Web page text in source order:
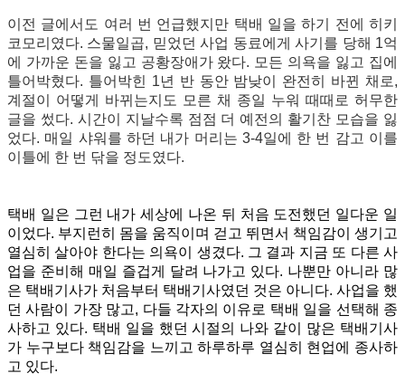
이전 글에서도 여러 번 언급했지만 택배 일을 하기 전에 히키
코모리였다. 스물일곱, 믿었던 사업 동료에게 사기를 당해 1억
에 가까운 돈을 잃고 공황장애가 왔다. 모든 의욕을 잃고 집에
틀어박혔다. 틀어박힌 1년 반 동안 밤낮이 완전히 바뀐 채로,
계절이 어떻게 바뀌는지도 모른 채 종일 누워 때때로 허무한
글을 썼다. 시간이 지날수록 점점 더 예전의 활기찬 모습을 잃
었다. 매일 샤워를 하던 내가 머리는 3-4일에 한 번 감고 이를
이틀에 한 번 닦을 정도였다.
택배 일은 그런 내가 세상에 나온 뒤 처음 도전했던 일다운 일
이었다. 부지런히 몸을 움직이며 걷고 뛰면서 책임감이 생기고
열심히 살아야 한다는 의욕이 생겼다. 그 결과 지금 또 다른 사
업을 준비해 매일 즐겁게 달려 나가고 있다. 나뿐만 아니라 많
은 택배기사가 처음부터 택배기사였던 것은 아니다. 사업을 했
던 사람이 가장 많고, 다들 각자의 이유로 택배 일을 선택해 종
사하고 있다. 택배 일을 했던 시절의 나와 같이 많은 택배기사
가 누구보다 책임감을 느끼고 하루하루 열심히 현업에 종사하
고 있다.